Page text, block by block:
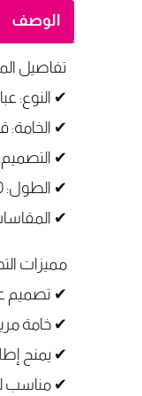
الوصف
تفاصيل
✔ النوع:
✔ الخامة:
✔
✔ الطول: 130 سم
✔ المقاسات المتوفرة:
مميزات
✔ تصميم
✔ خامة
✔ يمنح
✔ مناسب